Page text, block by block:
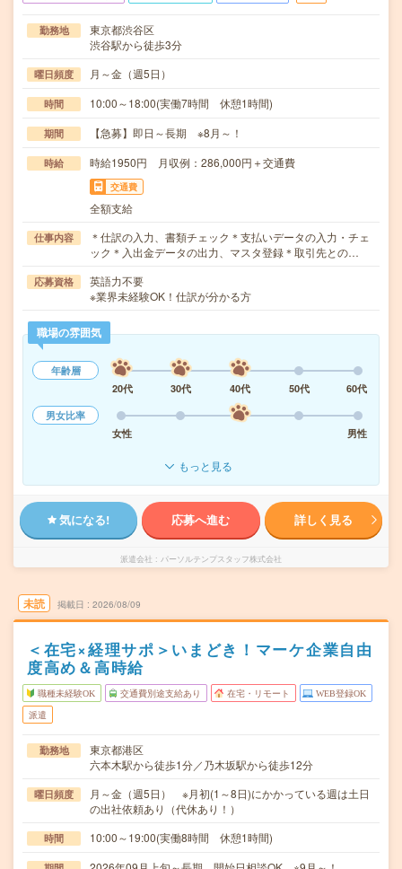
勤務地
東京都渋谷区
渋谷駅から徒歩3分
曜日頻度 月～金（週5日）
時間 10:00～18:00(実働7時間 休憩1時間)
期間 【急募】即日～長期 ※8月～！
時給 時給1950円 月収例：286,000円＋交通費
交通費
全額支給
仕事内容
＊仕訳の入力、書類チェック＊支払いデータの入力・チェ
ック＊入出金データの出力、マスタ登録＊取引先との…
応募資格
英語力不要
※業界未経験OK！仕訳が分かる方
職場の雰囲気
年齢層
20代
30代 40代 50代
60代
男女比率
女性
男性
もっと見る
気になる! 応募へ進む 詳しく見る
派遣会社 パーソルテンプスタッフ株式会社
未読 掲載日 2026/08/09
＜在宅×経理サポ＞いまどき！マーケ企業自由
度高め＆高時給
職種未経験OK 交通費別途支給あり 在宅・リモート WEB登録OK
派遣
勤務地
東京都港区
六本木駅から徒歩1分／乃木坂駅から徒歩12分
曜日頻度
月～金（週5日） ※月初(1～8日)にかかっている週は土日
の出社依頼あり（代休あり！）
時間 10:00～19:00(実働8時間 休憩1時間)